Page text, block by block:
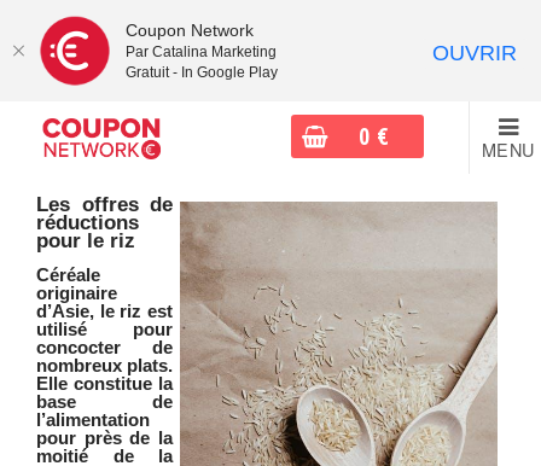
0 € MENU
Les offres de
réductions
pour le riz
Céréale
originaire
d’Asie, le riz est
utilisé pour
concocter de
nombreux plats.
Elle constitue la
base de
l’alimentation
pour près de la
moitié de la
Coupon Network
Par Catalina Marketing
Gratuit - In Google Play
OUVRIR